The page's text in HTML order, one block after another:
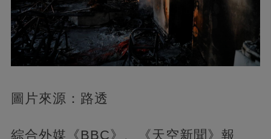
圖片來源：路透
綜合外媒《BBC》、《天空新聞》報